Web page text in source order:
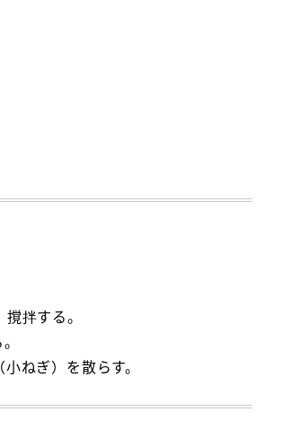
拌する。
ねぎ）を散らす。